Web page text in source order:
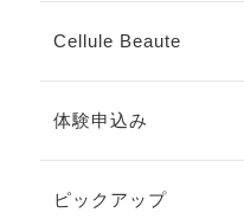
Cellule Beaute
体験申込み
ピックアップ